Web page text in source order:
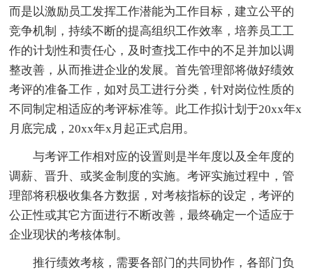
而是以激励员工发挥工作潜能为工作目标，建立公平的
竞争机制，持续不断的提高组织工作效率，培养员工工
作的计划性和责任心，及时查找工作中的不足并加以调
整改善，从而推进企业的发展。首先管理部将做好绩效
考评的准备工作，如对员工进行分类，针对岗位性质的
不同制定相适应的考评标准等。此工作拟计划于20xx年x
月底完成，20xx年x月起正式启用。
与考评工作相对应的设置则是半年度以及全年度的
调薪、晋升、或奖金制度的实施。考评实施过程中，管
理部将积极收集各方数据，对考核指标的设定，考评的
公正性或其它方面进行不断改善，最终确定一个适应于
企业现状的考核体制。
推行绩效考核，需要各部门的共同协作，各部门负